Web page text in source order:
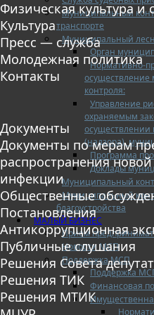
Муниципальный
транспорте
Муниципальный
Орган
Нормативно-
осуществление
контроля:
Управление
охраняемым
осуществлении
(надзора),
Программа
Доклады
Муниципальный
Муниципальный
благоустройства
МАЛЫЙ БИЗНЕС
Прием
Новости МСП
Поддержка МСП
Поддержка
Финансовая
Физическая культура и
Культура
Пресс — служба
Молодежная политика
Контакты
Документы
Документы по мерам
распространения
инфекции
Общественные
Постановления
Антикоррупционная
Публичные слушания
Решения Совета
Решения ТИК
Решения МТИК